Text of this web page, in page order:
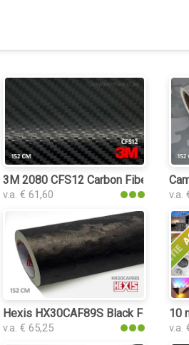
3M 2080 CFS12 Carbon Fiber Black
v.a. € 61,60 v.a.
Hexis HX30CAF89S Black Forged
v.a. € 65,25
10
v.a.